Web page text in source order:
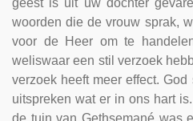
geest is uit uw dochter
woorden die de vrouw sprak,
voor de Heer om te
weliswaar een stil verzoek
verzoek heeft meer effect.
uitspreken wat er in ons hart
de tuin van Gethsemané was